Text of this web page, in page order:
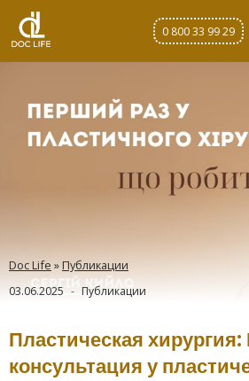
Перейти
содержимому
0 800 33 99 29
Doc Life »Публикации
03.06.2025 Публикации
Пластическая
консультация у